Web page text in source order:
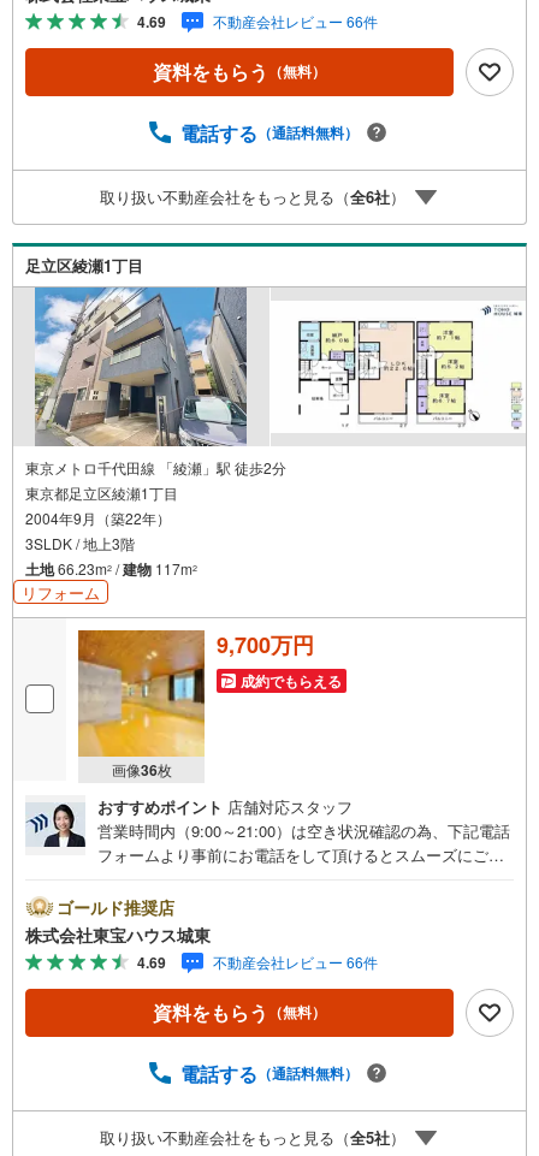
産キャンペーン対象店舗】当店で物件を成約するとPayPay
ボーナスライトがもらえる「Yahoo！ 不動産 物件ご成約キ
ャンペーン」の対象になります。「資料をもらう」「見学
予約をする」ボタンからお問い合わせください。※必ずYah
スライトは出金と譲渡はできません。ご案内・詳細な資料
時受け付けております！■頭金0円からのご購入可能です■
（諸費用もOK）お気軽にお問い合わせください。
4.69 不動産会社レビュー 66件
資料をもらう （無料）
電話する （通話料無料）
取り扱い不動産会社をもっと見る（全6社）
足立区綾瀬1丁目
東京メトロ千代田線 「綾瀬」駅 徒歩2分
東京都足立区綾瀬1丁目
2004年9月（築22年）
3SLDK / 地上3階
土地66.23m2 /建物 117m2
リフォーム
画像36枚
9,700万円
成約でもらえる
おすすめポイント 店舗対応スタッフ
営業時間内（9:00～21:00）は空き状況確認の為、下記電話
フォームより事前にお電話をして頂けるとスムーズにご案
カレンダーの作成▽ご購入後もお客様の人生のパートナー
として暮らしの「安心」を守り続けます。【Yahoo！ 不動
産キャンペーン対象店舗】当店で物件を成約するとPayPay
ボーナスライトがもらえる「Yahoo！ 不動産 物件ご成約キ
ャンペーン」の対象になります。「資料をもらう」「見学
予約をする」ボタンからお問い合わせください。※必ずYah
スライトは出金と譲渡はできません。ご案内・詳細な資料
時受け付けております！■頭金0円からのご購入可能です■
（諸費用もOK）お気軽にお問い合わせください。
ゴールド推奨店
株式会社東宝ハウス城東
4.69 不動産会社レビュー 66件
資料をもらう （無料）
電話する （通話料無料）
取り扱い不動産会社をもっと見る（全5社）